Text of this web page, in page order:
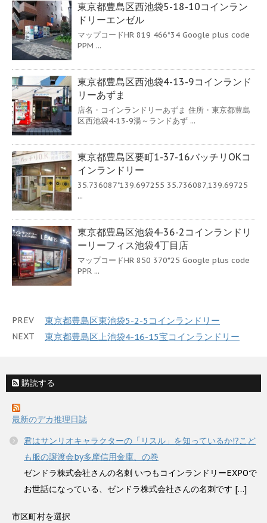
東京都豊島区西池袋5-18-10コインラン
ドリーエンゼル
マップコードHR 819 466*34 Google plus code
PPM ...
東京都豊島区西池袋4-13-9コインランド
リーあずま
店名・コインランドリーあずま 住所・東京都豊島
区西池袋4-13-9湯～ランドあず ...
東京都豊島区要町1-37-16バッチリOKコ
インランドリー
35.736087"139.697255 35.736087,139.69725
...
東京都豊島区池袋4-36-2コインランドリ
ーリーフィス池袋4丁目店
マップコードHR 850 370*25 Google plus code
PPR ...
PREV 東京都豊島区東池袋5-2-5コインランドリー
NEXT 東京都豊島区上池袋4-16-15宝コインランドリー
購読する
最新のデカ推理日誌
君はサンリオキャラクターの「リスル」を知っているか!?こど
も服の譲渡会by多摩信用金庫、の巻
ゼンドラ株式会社さんの名刺 いつもコインランドリーEXPOで
お世話になっている、ゼンドラ株式会社さんの名刺です […]
市区町村を選択